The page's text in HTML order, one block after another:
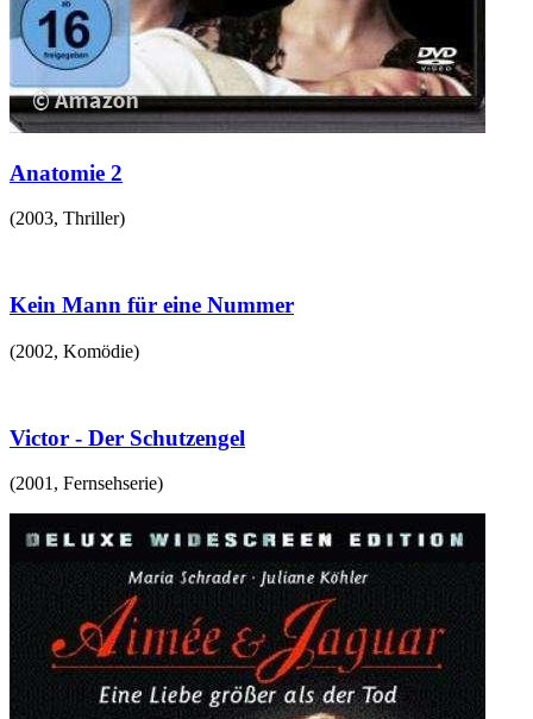
Anatomie 2
(2003, Thriller)
Kein Mann für eine Nummer
(2002, Komödie)
Victor - Der Schutzengel
(2001 , Fernsehserie)